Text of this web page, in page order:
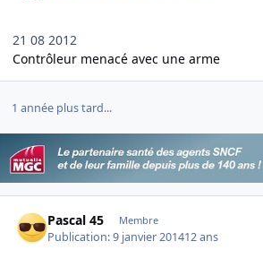
21 08 2012
Contrôleur menacé avec une arme
1 année plus tard...
Pascal 45 Membre
Publication:9 janvier 201412 ans